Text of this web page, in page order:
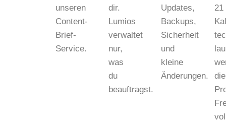
unseren
Content-
Brief-
Service.
dir.
Lumios
verwaltet
nur,
was
du
beauftragst.
Updates,
Backups,
Sicherheit
und
kleine
Änderungen.
21
die